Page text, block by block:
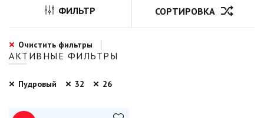
ФИЛЬТР СОРТИРОВКА
Очистить фильтры
АКТИВНЫЕ ФИЛЬТРЫ
Пудровый 32 26